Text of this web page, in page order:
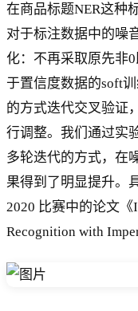
在商品标题NER这种
对于标注数据中的噪
化：不再采取原先非
于置信度数据的soft
的方式迭代交叉验证
行调整。我们通过实
多轮迭代的方式，在
果得到了明显提升。
2020 比赛中的论文《
Recognition with